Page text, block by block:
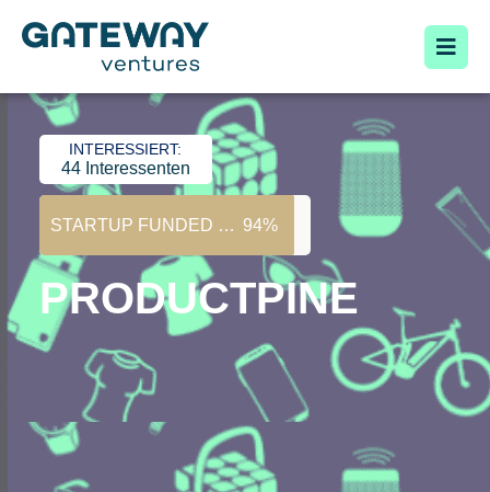
INTERESSIERT:
44 Interessenten
STARTUP FUNDED ZU: 94%
PRODUCTPINE